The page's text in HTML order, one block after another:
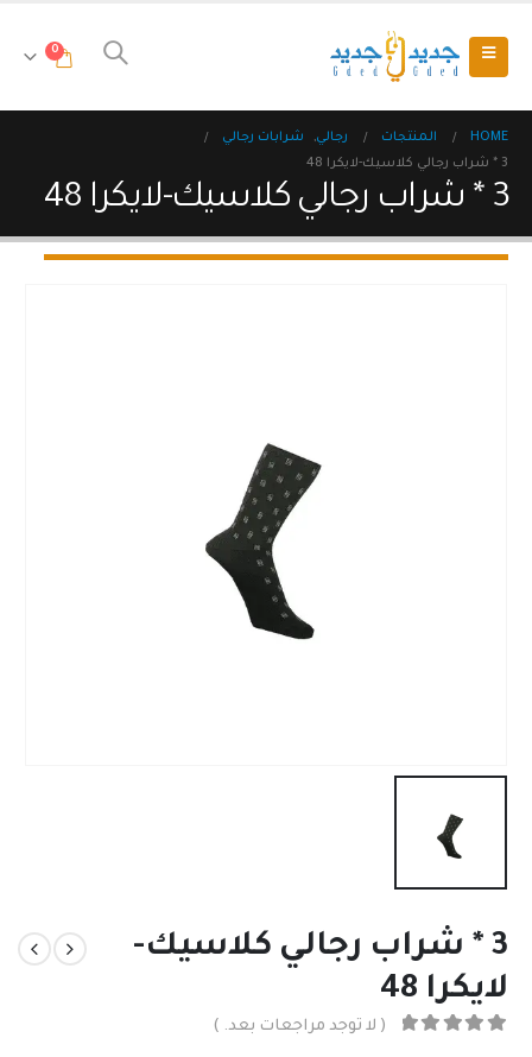
0
HOME المنتجات رجالي,
شرابات رجالي
3 * شراب رجالي كلاسيك-لايكرا 48
3 * شراب رجالي كلاسيك-لايكرا 48
3 * شراب رجالي كلاسيك-
لايكرا 48
( لا توجد مراجعات بعد. )